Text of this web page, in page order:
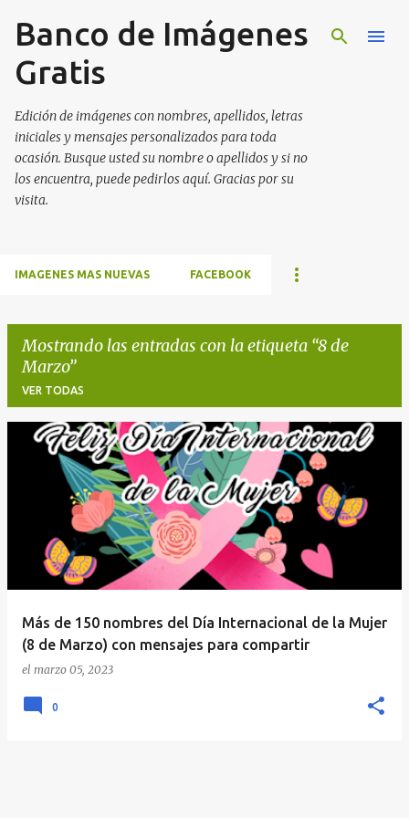
Ir al contenido principal
Banco de Imágenes
Gratis
Edición de imágenes con nombres, apellidos, letras
iniciales y mensajes personalizados para toda
ocasión. Busque usted su nombre o apellidos y si no
los encuentra, puede pedirlos aquí. Gracias por su
visita.
IMAGENES MAS NUEVAS FACEBOOK
Mostrando las entradas con la etiqueta 8 de
Marzo
VER TODAS
Más de 150 nombres del Día Internacional de la Mujer
(8 de Marzo) con mensajes para compartir
el marzo 05, 2023
0